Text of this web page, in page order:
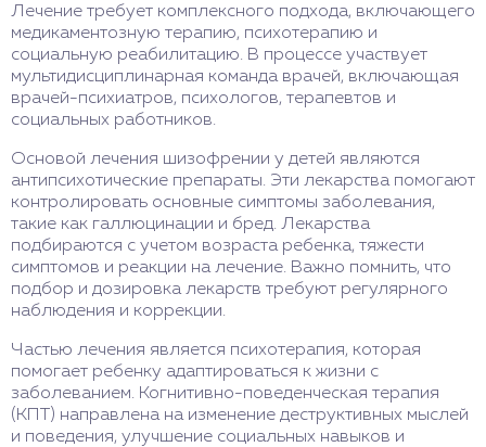
Лечение требует комплексного подхода, включающего
медикаментозную терапию, психотерапию и
социальную реабилитацию. В процессе участвует
мультидисциплинарная команда врачей, включающая
врачей-психиатров, психологов, терапевтов и
социальных работников.
Основой лечения шизофрении у детей являются
антипсихотические препараты. Эти лекарства помогают
контролировать основные симптомы заболевания,
такие как галлюцинации и бред. Лекарства
подбираются с учетом возраста ребенка, тяжести
симптомов и реакции на лечение. Важно помнить, что
подбор и дозировка лекарств требуют регулярного
наблюдения и коррекции.
Частью лечения является психотерапия, которая
помогает ребенку адаптироваться к жизни с
заболеванием. Когнитивно-поведенческая терапия
(КПТ) направлена на изменение деструктивных мыслей
и поведения, улучшение социальных навыков и